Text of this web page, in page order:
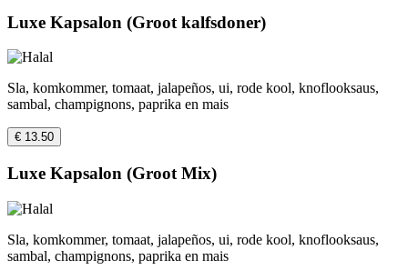
Luxe Kapsalon (Groot kalfsdoner)
Sla, komkommer, tomaat, jalapeños, ui, rode kool, knoflooksaus,
sambal, champignons, paprika en mais
€ 13.50
Luxe Kapsalon (Groot Mix)
Sla, komkommer, tomaat, jalapeños, ui, rode kool, knoflooksaus,
sambal, champignons, paprika en mais